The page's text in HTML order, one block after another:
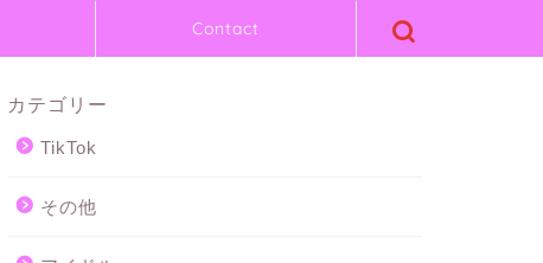
Contact
カテゴリー
TikTok
その他